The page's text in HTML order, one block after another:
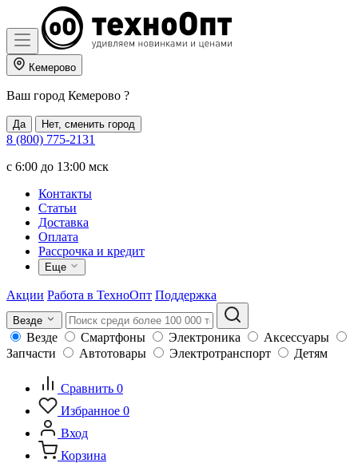
Кемерово
Ваш город Кемерово ?
Да Нет, сменить город
8 (800) 775-2131
c 6:00 до 13:00 мск
Контакты
Статьи
Доставка
Оплата
Рассрочка и кредит
Еще
Акции Работа в ТехноОпт Поддержка
Везде
Везде Смартфоны Электроника
Аксессуары
Запчасти
Автотовары Электротранспорт Детям
Сравнить 0
Избранное 0
Вход
Корзина